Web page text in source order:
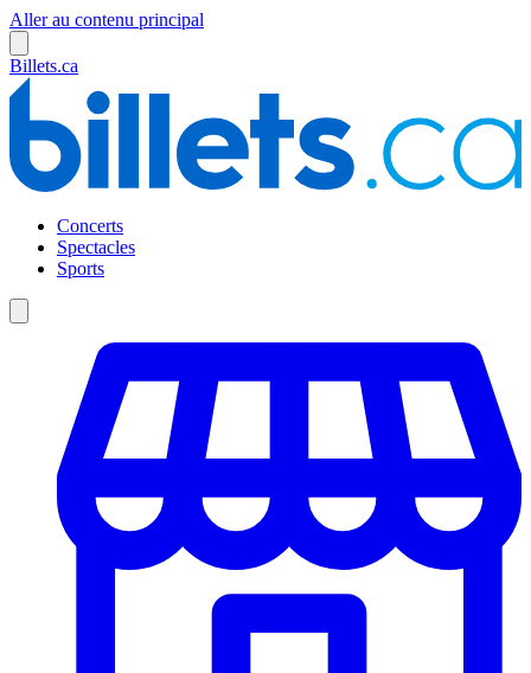
Aller au contenu principal
Billets.ca
Concerts
Spectacles
Sports